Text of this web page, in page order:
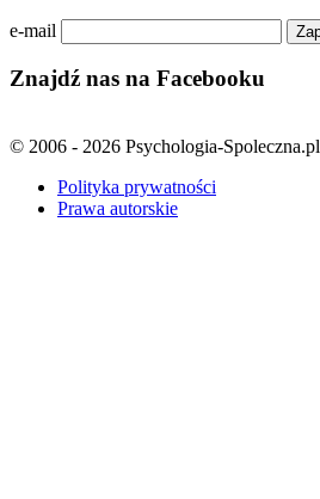
e-mail
Znajdź nas na Facebooku
© 2006 - 2026 Psychologia-Spoleczna.pl
Polityka prywatności
Prawa autorskie